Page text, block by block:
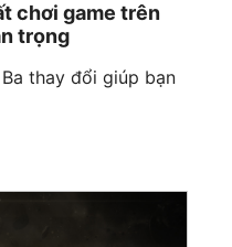
chơi game trên
trọng
thay đổi giúp bạn